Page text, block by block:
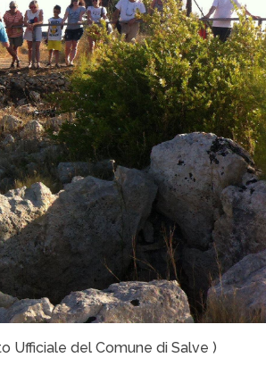
Ufficiale del Comune di Salve )